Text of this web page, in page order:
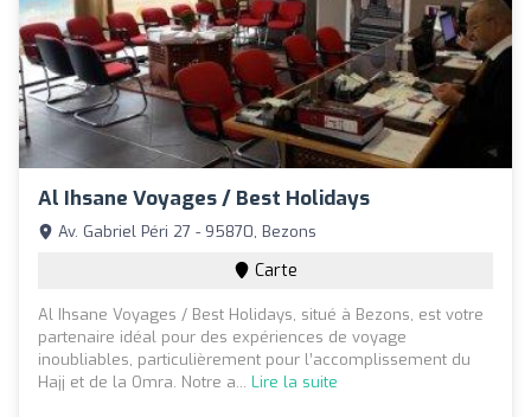
Al Ihsane Voyages / Best Holidays
Av. Gabriel Péri 27 - 95870, Bezons
Carte
Al Ihsane Voyages / Best Holidays, situé à Bezons, est votre
partenaire idéal pour des expériences de voyage
inoubliables, particulièrement pour l’accomplissement du
Hajj et de la Omra. Notre a... Lire la suite